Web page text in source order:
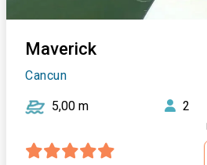
Maverick
Cancun
5,00 m 2